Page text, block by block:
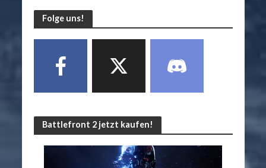
Folge uns!
Battlefront 2 jetzt kaufen!